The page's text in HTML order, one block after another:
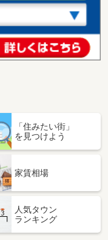
「住みたい街」
を見つけよう
家賃相場
人気タウン
ランキング